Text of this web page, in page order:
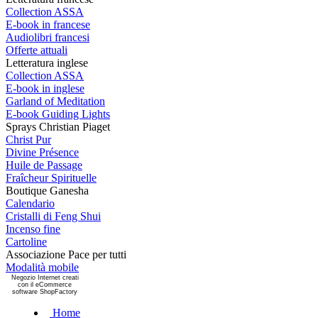
Collection ASSA
E-book in francese
Audiolibri francesi
Offerte attuali
Letteratura inglese
Collection ASSA
E-book in inglese
Garland of Meditation
E-book Guiding Lights
Sprays Christian Piaget
Christ Pur
Divine Présence
Huile de Passage
Fraîcheur Spirituelle
Boutique Ganesha
Calendario
Cristalli di Feng Shui
Incenso fine
Cartoline
Associazione Pace per tutti
Modalità mobile
Negozio Internet creati
con il eCommerce
software ShopFactory
Home